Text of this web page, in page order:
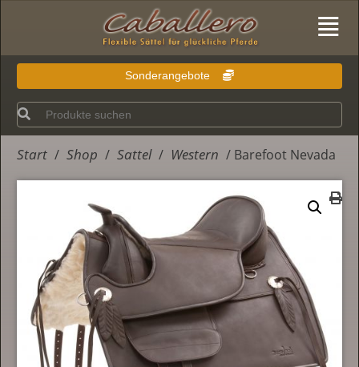
Sonderangebote
Start / Shop / Sattel / Western / Barefoot Nevada